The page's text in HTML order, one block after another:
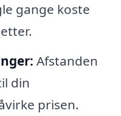
gange koste
Afstanden
din
prisen.